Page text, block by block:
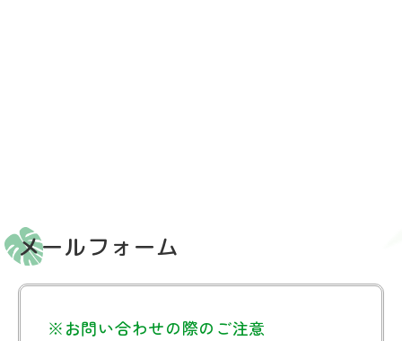
メールフォーム
※お問い合わせの際のご注意